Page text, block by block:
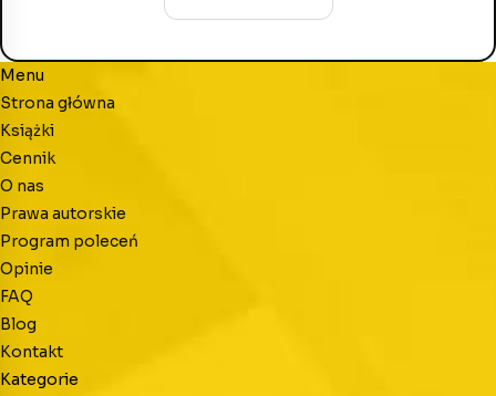
Menu
Strona główna
Książki
Cennik
O nas
Prawa autorskie
Program poleceń
Opinie
FAQ
Blog
Kontakt
Kategorie